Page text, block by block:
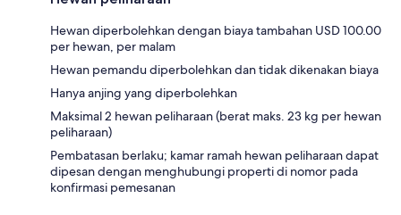
Hewan diperbolehkan dengan biaya tambahan USD 100.00
per hewan, per malam
Hewan pemandu diperbolehkan dan tidak dikenakan biaya
Hanya anjing yang diperbolehkan
Maksimal 2 hewan peliharaan (berat maks. 23 kg per hewan
peliharaan)
Pembatasan berlaku; kamar ramah hewan peliharaan dapat
dipesan dengan menghubungi properti di nomor pada
konfirmasi pemesanan